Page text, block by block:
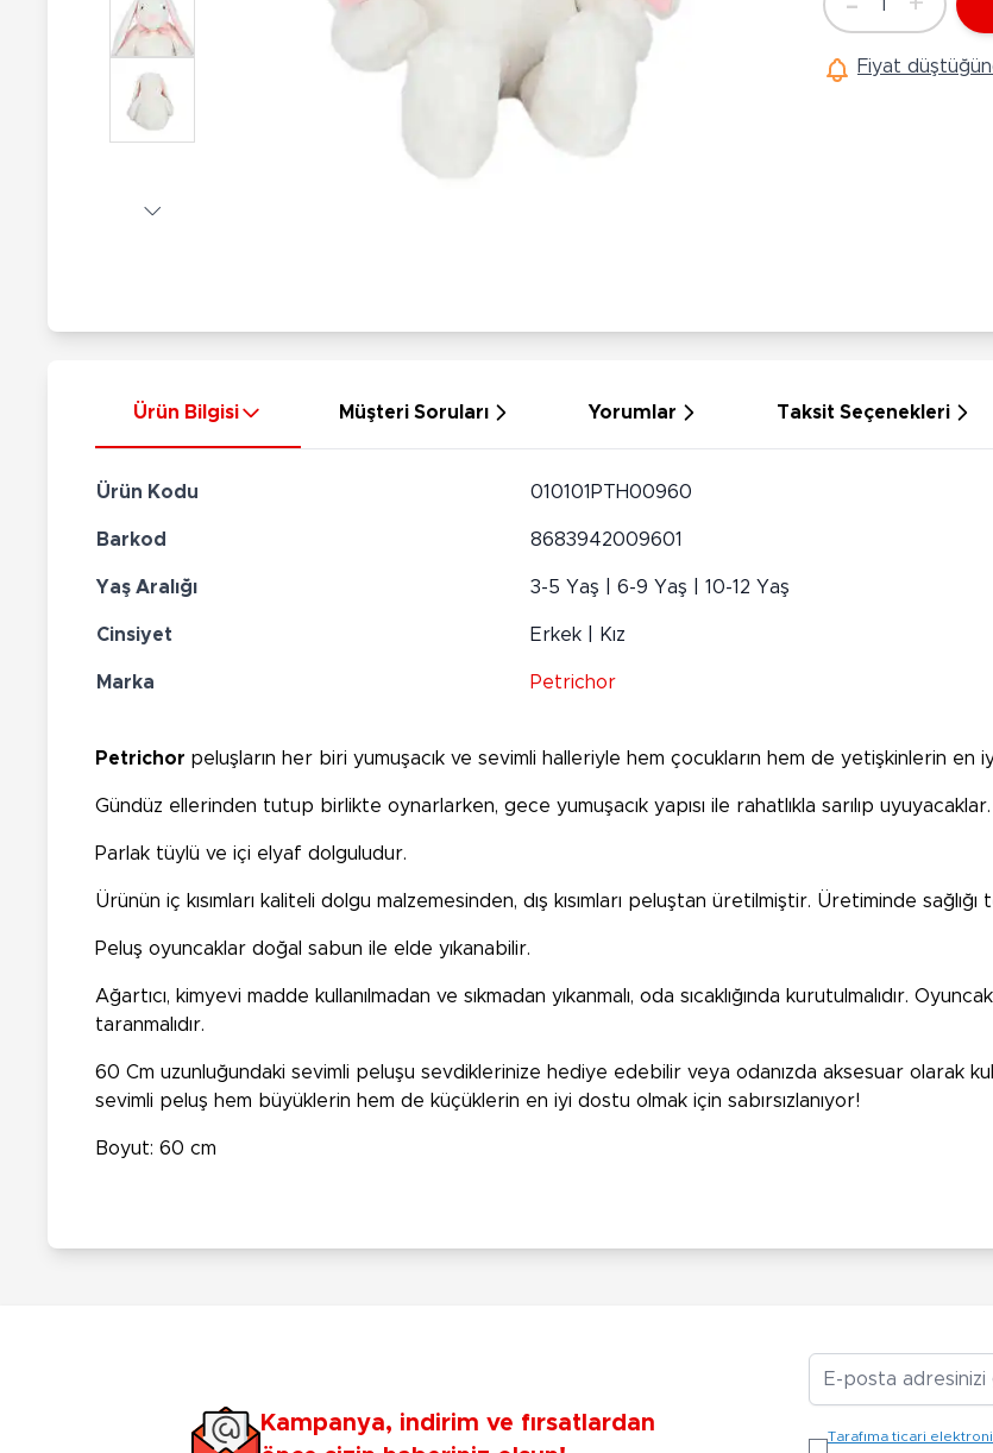
Hayvan Figürler
Çeşitli Figürler
Koleksiyon Figürler
Elektronik Ürünler
Silahlar
Hobi Oyuncakları
Sihirbazlık Setleri
Bebek Araç Gereçleri
Adet
1
Fiyat
Ürün Bilgisi Müşteri Soruları Yorumlar Taksit Seçenekleri
Ürün Kodu 010101PTH00960
Barkod 8683942009601
Yaş Aralığı 3-5 Yaş | 6-9 Yaş | 10-12 Yaş
Cinsiyet Erkek | Kız
Marka Petrichor
Petrichor peluşların her biri yumuşacık ve sevimli halleriyle hem çocukların hem de yetişkinlerin en
Gündüz ellerinden tutup birlikte oynarlarken, gece yumuşacık yapısı ile rahatlıkla sarılıp uyuyacaklar.
Parlak tüylü ve içi elyaf dolguludur.
Ürünün iç kısımları kaliteli dolgu malzemesinden, dış kısımları peluştan üretilmiştir. Üretiminde
Peluş oyuncaklar doğal sabun ile elde yıkanabilir.
Ağartıcı, kimyevi madde kullanılmadan ve sıkmadan yıkanmalı, oda sıcaklığında kurutulmalıdır.
taranmalıdır.
60 Cm uzunluğundaki sevimli peluşu sevdiklerinize hediye edebilir veya odanızda aksesuar olarak
sevimli peluş hem büyüklerin hem de küçüklerin en iyi dostu olmak için sabırsızlanıyor!
Boyut: 60 cm
Kampanya, indirim ve fırsatlardan
Tarafıma ticari